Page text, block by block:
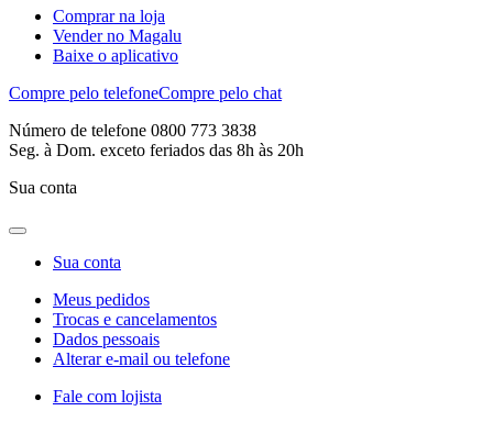
Comprar na loja
Vender no Magalu
Baixe o aplicativo
Compre pelo telefoneCompre pelo chat
Número de telefone 0800 773 3838
Seg. à Dom. exceto feriados das 8h às 20h
Sua conta
Sua conta
Meus pedidos
Trocas e cancelamentos
Dados pessoais
Alterar e-mail ou telefone
Fale com lojista